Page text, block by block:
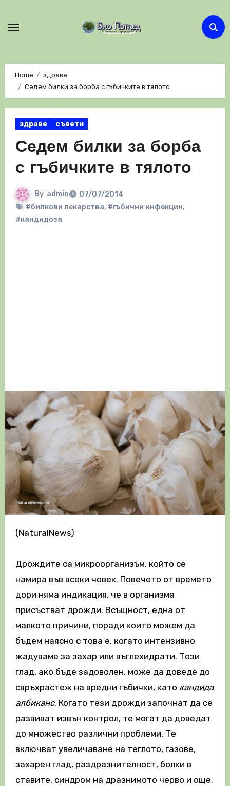
Home
здраве
Седем билки за борба с гъбичките в тялото
здраве съвети
Седем билки за борба
с гъбичките в тялото
By admin
07/07/2014
#билкови лекарства, #гъбични инфекции,
#кандидоза
(NaturalNews)
Дрождите са микроорганизъм, който се
намира във всеки човек. Повечето от времето
дори няма индикация, че в организма
присъстват дрожди. Всъщност, една от
малкото причини, поради които можем да
бъдем наясно с това е, когато интензивно
жадуваме за захар или въглехидрати. Този
глад, ако бъде задоволен, може да доведе до
свръхрастеж на вредни гъбички, като кандида
албиканс. Когато тези дрожди започнат да се
развиват извън контрол, те могат да доведат
до множество различни проблеми. Те
включват увеличаване на теглото, газове,
захарен глад, раздразнителност, болки в
ставите, синдром на дразнимото черво и още.